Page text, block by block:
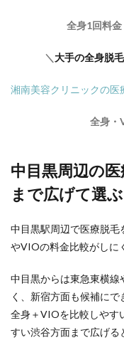
全身1回料
＼ 大手の全身脱
湘南美容クリニックの医
全身・
中目黒周辺の
まで広げて選ぶ
中目黒駅周辺で医療脱
やVIOの料金比較がしに
中目黒からは東急東横線
く、新宿方面も候補にで
全身＋VIOを比較しやす
すい渋谷方面まで広げる